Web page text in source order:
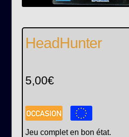
HeadHunter
5,00€
Jeu complet en bon état.